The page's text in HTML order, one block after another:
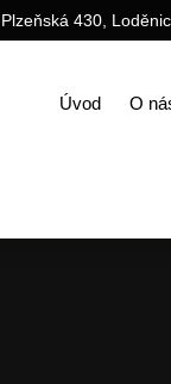
Plzeňská 430,
Úvod O